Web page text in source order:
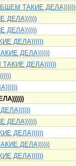
ТАКИЕ ДЕЛА))))))
ДЕЛА))))))
ДЕЛА))))))
ДЕЛА))))))
ДЕЛА))))))
ДЕЛА))))))
ДЕЛА))))))
ДЕЛА))))))
ДЕЛА))))))
ДЕЛА))))))